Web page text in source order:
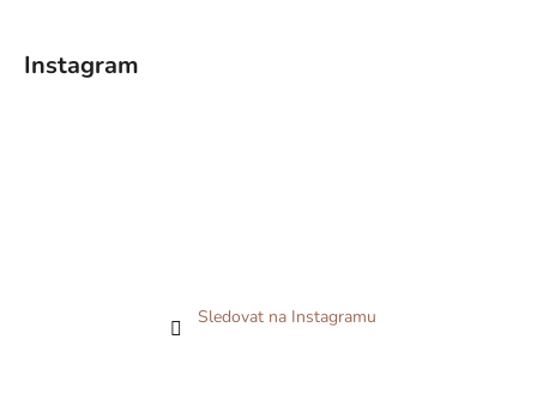
Instagram
Sledovat na Instagramu